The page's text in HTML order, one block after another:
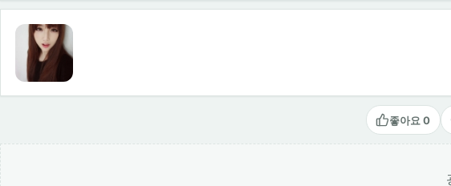
좋아요 0